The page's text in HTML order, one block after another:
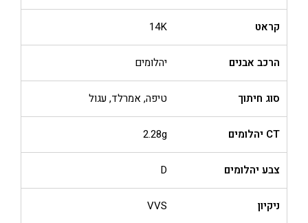
קראט 14K
הרכב אבנים יהלומים
סוג חיתוך טיפה, אמרלד, עגול
CT יהלומים 2.28g
צבע יהלומים D
ניקיון VVS